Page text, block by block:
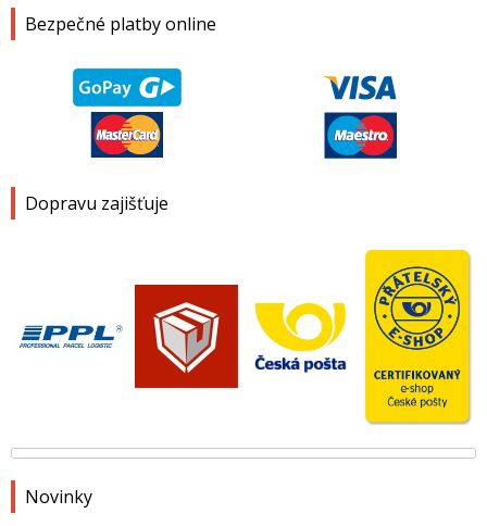
Bezpečné platby online
Dopravu zajišťuje
Novinky